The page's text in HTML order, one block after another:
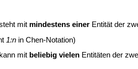
mit mindestens einerEntität der
1:nin Chen-Notation)
mit beliebig vielenEntitäten der